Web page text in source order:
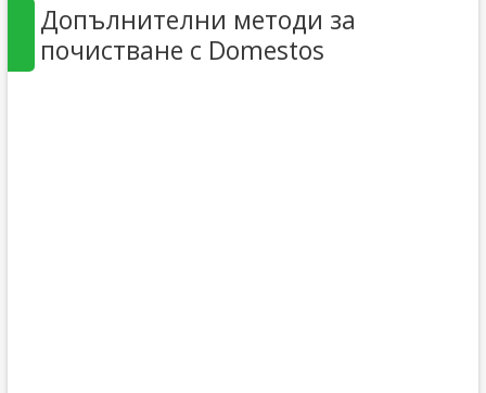
Допълнителни методи за
почистване с Domestos